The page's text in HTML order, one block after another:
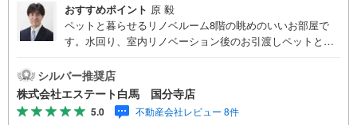
おすすめポイント 原 毅
ペットと暮らせるリノベルーム8階の眺めのいいお部屋で
す。水回り、室内リノベーション後のお引渡しペットと暮
うれしい暮らしHAKUBAグループでは、土地や住まいの売
買から設計、建築、医療、介護そして保険や金融、税金対
策、資産形成までさまざまなスペシャリストが集い、連携
してサービス提供をしております。専門知識や経験をかけ
シルバー推奨店
株式会社エステート白馬 国分寺店
5.0 不動産会社レビュー 8件